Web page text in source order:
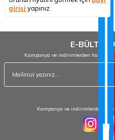
girişi yapınız
E-BÜLTEN
Kampanya ve indirimlerden
Kampanya ve indirimlerden